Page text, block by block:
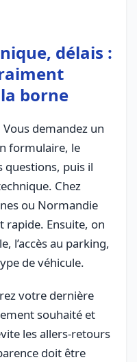
délais :
borne
demandez un
formulaire, le
questions, puis il
Chez
ou Normandie
rapide. Ensuite, on
l’accès au parking,
de véhicule.
votre dernière
souhaité et
les allers-retours
doit être